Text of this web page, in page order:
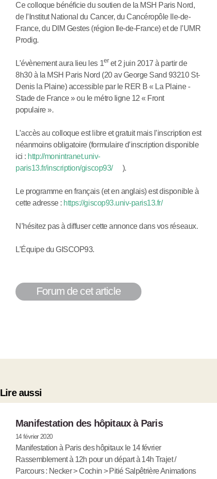
Ce colloque bénéficie du soutien de la MSH Paris Nord,
de l’Institut National du Cancer, du Cancéropôle Ile-de-
France, du DIM Gestes (région Ile-de-France) et de l’UMR
Prodig.
L’évènement aura lieu les 1er et 2 juin 2017 à partir de
8h30 à la MSH Paris Nord (20 av George Sand 93210 St-
Denis la Plaine) accessible par le RER B « La Plaine -
Stade de France » ou le métro ligne 12 « Front
populaire ».
L’accès au colloque est libre et gratuit mais l’inscription est
néanmoins obligatoire (formulaire d’inscription disponible
ici : http://monintranet.univ-
paris13.fr/inscription/giscop93/
).
Le programme en français (et en anglais) est disponible à
cette adresse : https://giscop93.univ-paris13.fr/
N’hésitez pas à diffuser cette annonce dans vos réseaux.
L’Équipe du GISCOP93.
Forum de cet article
Lire aussi
Manifestation des hôpitaux à Paris
14 février 2020
Manifestation à Paris des hôpitaux le 14 février
Rassemblement à 12h pour un départ à 14h Trajet /
Parcours : Necker > Cochin > Pitié Salpêtrière Animations